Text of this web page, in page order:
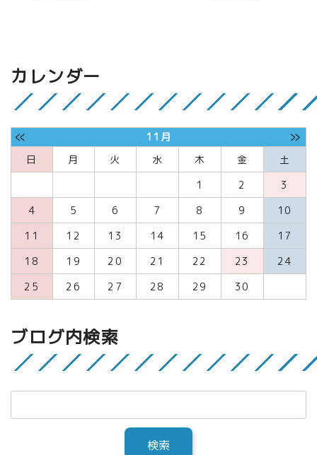
カレンダー
« 11月 »
日 月 火 水 木 金
土
1
2
3
4
5 6 7 8 9
10
11
12 13 14 15 16
17
18
19 20 21 22 23
24
25
26 27 28 29 30
ブログ内検索